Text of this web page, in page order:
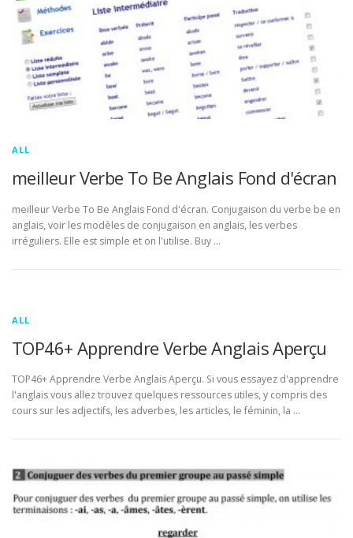
ALL
meilleur Verbe To Be Anglais Fond d'écran
meilleur Verbe To Be Anglais Fond d'écran. Conjugaison du verbe be en
anglais, voir les modèles de conjugaison en anglais, les verbes
irréguliers. Elle est simple et on l'utilise. Buy …
ALL
TOP46+ Apprendre Verbe Anglais Aperçu
TOP46+ Apprendre Verbe Anglais Aperçu. Si vous essayez d'apprendre
l'anglais vous allez trouvez quelques ressources utiles, y compris des
cours sur les adjectifs, les adverbes, les articles, le féminin, la …